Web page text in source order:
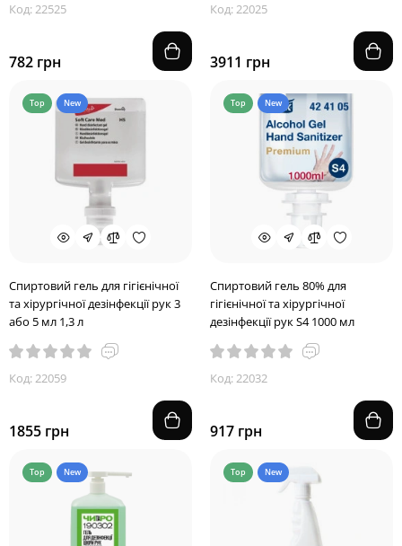
Код: 22525
782 грн
Код: 22025
3911 грн
Top New
Спиртовий гель для гігієнічної
та хірургічної дезінфекції рук 3
або 5 мл 1,3 л
Код: 22059
1855 грн
Top New
Спиртовий гель 80% для
гігієнічної та хірургічної
дезінфекції рук S4 1000 мл
Код: 22032
917 грн
Top New Top New